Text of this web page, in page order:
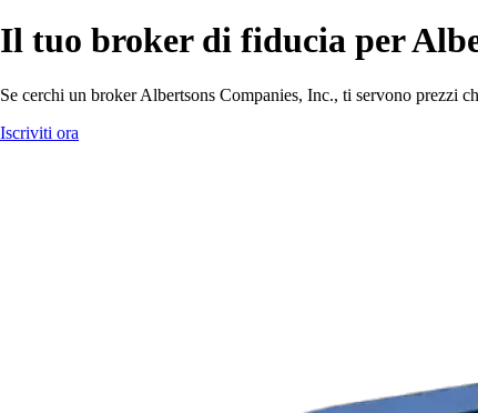
Il tuo broker di fiducia per
Se cerchi un broker Albertsons Companies, Inc., ti servono prezzi
Iscriviti ora